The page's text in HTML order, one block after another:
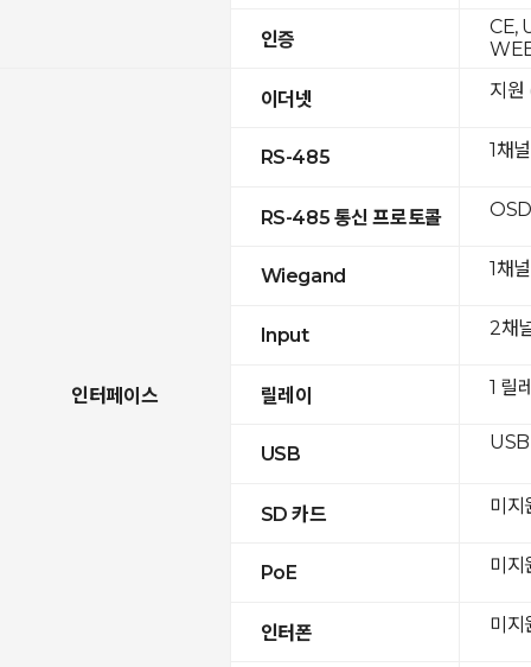
인증
인터페이스
이더넷
RS-485
RS-485 통신 프로토콜
Wiegand
Input
릴레이
USB
SD 카드
PoE
인터폰
CE,
지
1채
1채
2채
1 릴
미지
미지
미지